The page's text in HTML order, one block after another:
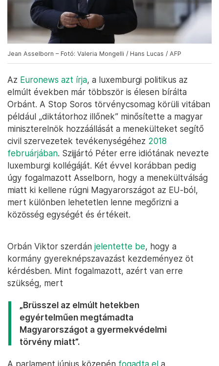
Jean Asselborn – Fotó: Valeria Mongelli / Hans Lucas / AFP
Az Euronews azt írja, a luxemburgi politikus az
elmúlt években már többször is élesen bírálta
Orbánt. A Stop Soros törvénycsomag körüli vitában
például „diktátorhoz illőnek” minősítette a magyar
miniszterelnök hozzáállását a menekülteket segítő
civil szervezetek tevékenységéhez 2018
februárjában. Szijjártó Péter erre idiótának nevezte
luxemburgi kollégáját. Két évvel korábban pedig
úgy fogalmazott Asselborn, hogy a menekültválság
miatt ki kellene rúgni Magyarországot az EU-ból,
mert különben lehetetlen lenne megőrizni a
közösség egységét és értékeit.
Orbán Viktor szerdán jelentette be, hogy a
kormány gyereknépszavazást kezdeményez öt
kérdésben. Mint fogalmazott, azért van erre
szükség, mert
„Brüsszel az elmúlt hetekben
egyértelműen megtámadta
Magyarországot a gyermekvédelmi
törvény miatt”.